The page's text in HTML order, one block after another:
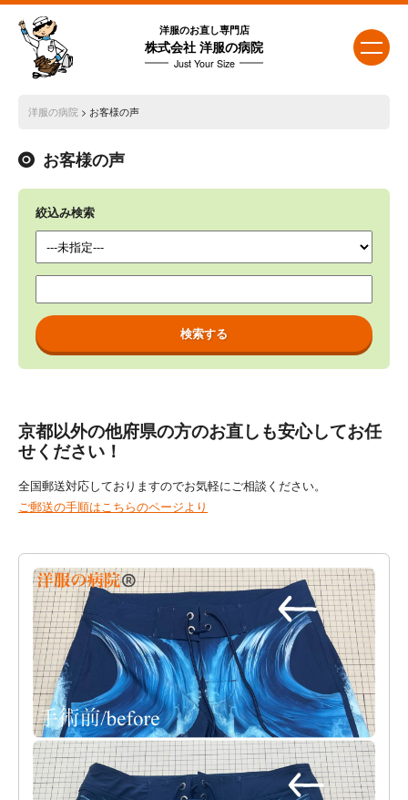
洋服のお直し専門店
株式会社 洋服の病院
Just Your Size
洋服の病院 > お客様の声
お客様の声
絞込み検索
京都以外の他府県の方のお直しも安心してお任
せください！
全国郵送対応しておりますのでお気軽にご相談ください。
ご郵送の手順はこちらのページより